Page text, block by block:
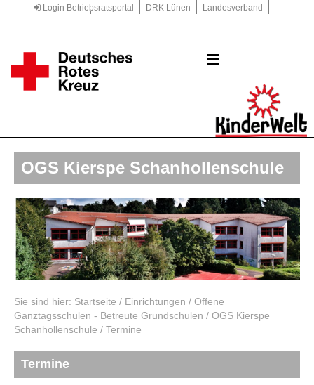
Login Betriebsratsportal DRK Lünen
Landesverband
OGS Kierspe Schanhollenschule
Sie sind hier: Startseite / Einrichtungen / Offene
Ganztagsschulen - Betreute Grundschulen / OGS Kierspe
Schanhollenschule / Termine
Termine